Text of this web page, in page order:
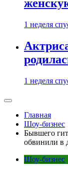
1 неделя
1 неделя
Главная
Шоу-бизнес
Бывшего
обвинили в
Шоу-бизнес